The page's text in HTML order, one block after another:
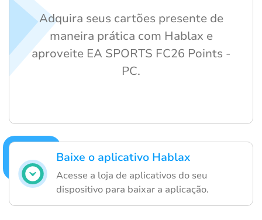
Baixe o aplicativo Hablax
Acesse a loja de aplicativos do seu
dispositivo para baixar a aplicação.
Adquira seus cartões presente de
maneira prática com Hablax e
aproveite EA SPORTS FC26 Points -
PC.